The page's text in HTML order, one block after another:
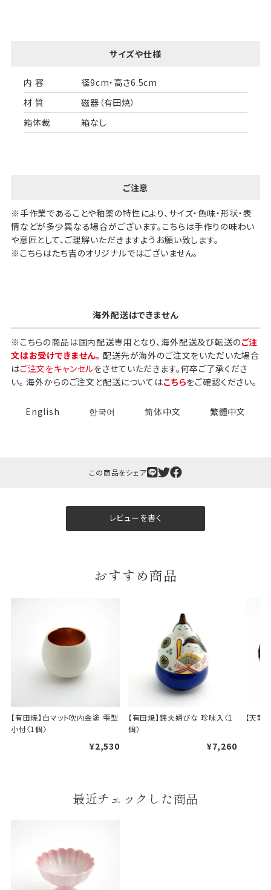
サイズや仕様
内 容
径9cm・高さ6.5cm
材 質
磁器（有田焼）
箱体裁
箱なし
ご注意
※手作業であることや釉薬の特性により、サイズ・色味・形状・表
情などが多少異なる場合がございます。こちらは手作りの味わい
や意匠として、ご理解いただきますようお願い致します。
※こちらはたち吉のオリジナルではございません。
海外配送はできません
※こちらの商品は国内配送専用となり、海外配送及び転送のご注
文はお受けできません。 配送先が海外のご注文をいただいた場合
はご注文をキャンセルをさせていただきます。何卒ご了承くださ
い。 海外からのご注文と配送についてはこちらをご確認ください。
English 한국어 简体中文 繁體中文
この商品をシェア
レビューを書く
おすすめ商品
【有田焼】白マット吹内金塗 雫型
小付〈1個〉
¥2,530
【有田焼】錦夫婦びな 珍味入〈1
個〉
¥7,260
【天龍
最近チェックした商品